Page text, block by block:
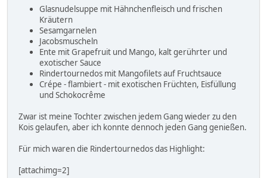
Glasnudelsuppe mit Hähnchenfleisch und frischen
Kräutern
Sesamgarnelen
Jacobsmuscheln
Ente mit Grapefruit und Mango, kalt gerührter und
exotischer Sauce
Rindertournedos mit Mangofilets auf Fruchtsauce
Crépe - flambiert - mit exotischen Früchten, Eisfüllung
und Schokocrême
Zwar ist meine Tochter zwischen jedem Gang wieder zu den
Kois gelaufen, aber ich konnte dennoch jeden Gang genießen.
Für mich waren die Rindertournedos das Highlight:
[attachimg=2]